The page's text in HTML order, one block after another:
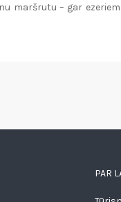
maršrutu – gar
PAR